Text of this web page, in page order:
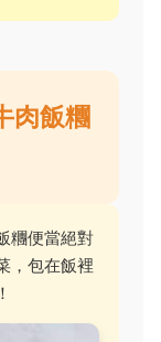
肉飯糰
糰便當絕對
，包在飯裡